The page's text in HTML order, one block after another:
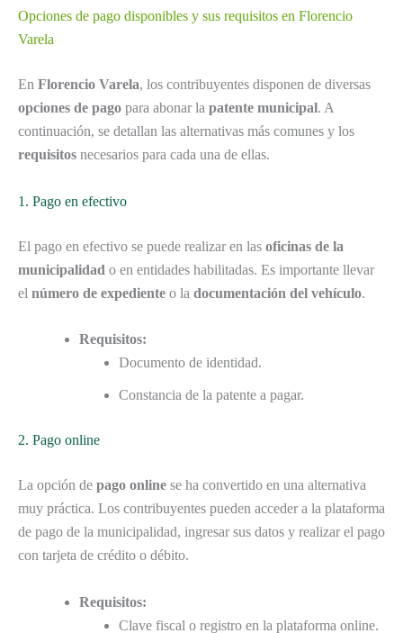
Opciones de pago disponibles y sus requisitos en Florencio
Varela
En Florencio Varela, los contribuyentes disponen de diversas
opciones de pago para abonar la patente municipal. A
continuación, se detallan las alternativas más comunes y los
requisitos necesarios para cada una de ellas.
1. Pago en efectivo
El pago en efectivo se puede realizar en las oficinas de la
municipalidad o en entidades habilitadas. Es importante llevar
el número de expediente o la documentación del vehículo.
Requisitos:
Documento de identidad.
Constancia de la patente a pagar.
2. Pago online
La opción de pago online se ha convertido en una alternativa
muy práctica. Los contribuyentes pueden acceder a la plataforma
de pago de la municipalidad, ingresar sus datos y realizar el pago
con tarjeta de crédito o débito.
Requisitos:
Clave fiscal o registro en la plataforma online.